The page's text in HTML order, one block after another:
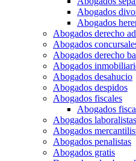
Abogados
Abogados
Abogados derecho
Abogados
Abogados derecho
Abogados
Abogados desahucio
Abogados despidos
Abogados fiscales
Abogados
Abogados laboralistas
Abogados
Abogados penalistas
Abogados gratis